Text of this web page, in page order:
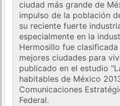
ciudad más grande de
impulso de la población
su reciente fuerte
especialmente en la
Hermosillo fue
mejores ciudades para
publicado en el estudio
habitables de México
Comunicaciones
Federal.